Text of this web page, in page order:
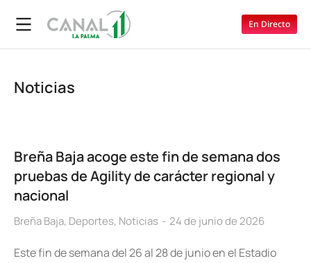
En Directo
Noticias
Breña Baja acoge este fin de semana dos
pruebas de Agility de carácter regional y
nacional
Breña Baja, Deportes, Noticias 24 de junio de 2026
Este fin de semana del 26 al 28 de junio en el Estadio